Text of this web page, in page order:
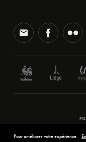
Pour améliorer votre expérience.